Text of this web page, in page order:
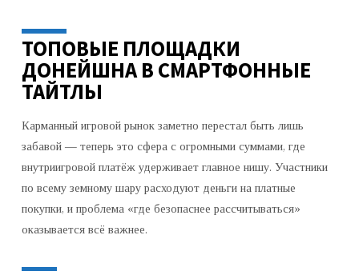
ДОНАТА
В
СМАРТФОННЫЕ
ИГРЫ
ТОПОВЫЕ ПЛОЩАДКИ
ДОНЕЙШНА В СМАРТФОННЫЕ
ТАЙТЛЫ
Карманный игровой рынок заметно перестал быть лишь
забавой — теперь это сфера с огромными суммами, где
внутриигровой платёж удерживает главное нишу. Участники
по всему земному шару расходуют деньги на платные
покупки, и проблема «где безопаснее рассчитываться»
оказывается всё важнее.